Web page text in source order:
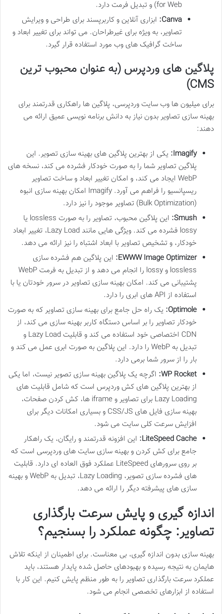
for Web) و تبدیل فرمت دارد.
Canva: ابزاری آنلاین و کاربرپسند برای طراحی و ویرایش
تصاویر، به ویژه برای غیرطراحان. می تواند برای تغییر ابعاد و
ساخت گرافیک های وب مورد استفاده قرار گیرد.
پلاگین های وردپرس (به عنوان محبوب ترین
CMS)
برای میلیون ها وب سایت وردپرسی، پلاگین ها راهکاری قدرتمند برای
بهینه سازی تصاویر بدون نیاز به دانش برنامه نویسی عمیق ارائه می
دهند:
Imagify: یکی از بهترین پلاگین های بهینه سازی تصویر. این
پلاگین تصاویر شما را به صورت خودکار فشرده می کند، نسخه های
WebP ایجاد می کند، و امکان تغییر ابعاد و ساخت تصاویر
ریسپانسیو را فراهم می آورد. Imagify امکان بهینه سازی انبوه
(Bulk Optimization) تصاویر موجود را نیز دارد.
Smush:
این پلاگین محبوب، تصاویر را به صورت lossless یا
lossy فشرده می کند. ویژگی هایی مانند Lazy Load، تغییر ابعاد
خودکار، و تشخیص تصاویر با ابعاد اشتباه را نیز ارائه می دهد.
EWWW Image Optimizer: این پلاگین هم فشرده سازی
lossless و lossy را انجام می دهد و از تبدیل به فرمت WebP
پشتیبانی می کند. امکان بهینه سازی تصاویر در سرور خودتان یا با
استفاده از API های ابری را دارد.
Optimole: یک راه حل جامع برای بهینه سازی تصاویر که به صورت
خودکار تصاویر را بر اساس دستگاه کاربر بهینه سازی می کند، از
CDN اختصاصی خود استفاده می کند و قابلیت Lazy Load و
تبدیل به WebP را دارد. این پلاگین به صورت ابری عمل می کند و
بار را از سرور شما برمی دارد.
WP Rocket: اگرچه یک پلاگین بهینه سازی تصویر نیست، اما یکی
از بهترین پلاگین های کش وردپرس است که شامل قابلیت های
Lazy Loading برای تصاویر و iframe ها، کش کردن صفحات،
بهینه سازی فایل های CSS/JS و بسیاری امکانات دیگر برای
افزایش سرعت کلی سایت می شود.
LiteSpeed Cache: این افزونه قدرتمند و رایگان، یک راهکار
جامع برای کش کردن و بهینه سازی سایت های وردپرسی است که
بر روی سرورهای LiteSpeed عملکرد فوق العاده ای دارد. قابلیت
های فشرده سازی تصویر، Lazy Loading، تبدیل به WebP و بهینه
سازی های پیشرفته دیگر را ارائه می دهد.
اندازه گیری و پایش سرعت بارگذاری
تصاویر: چگونه عملکرد را بسنجیم؟
بهینه سازی بدون اندازه گیری، بی معناست. برای اطمینان از اینکه تلاش
هایمان به نتیجه رسیده و بهبودهای حاصل شده پایدار هستند، باید
عملکرد سرعت بارگذاری تصاویر را به طور منظم پایش کنیم. این کار با
استفاده از ابزارهای تخصصی انجام می شود.